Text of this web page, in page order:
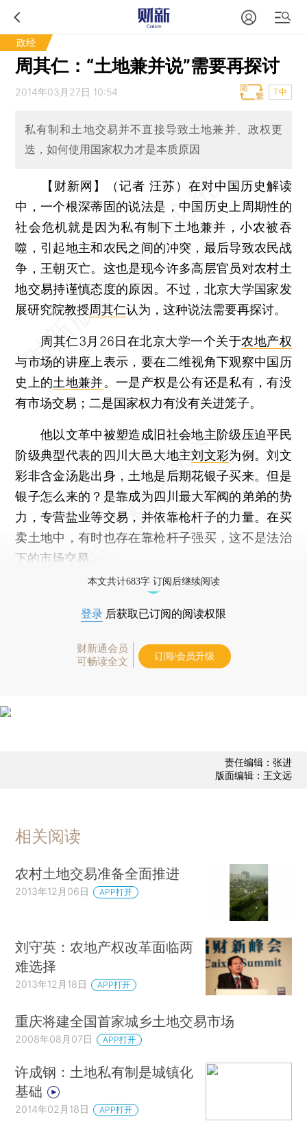
政经
周其仁：“土地兼并说”需要再探讨
2014年03月27日 10:54 T中
私有制和土地交易并不直接导致土地兼并、政权更
迭，如何使用国家权力才是本质原因
【财新网】（记者 汪苏） 在对中国历史解读
中，一个根深蒂固的说法是，中国历史上周期性的
社会危机就是因为私有制下土地兼并，小农被吞
噬，引起地主和农民之间的冲突，最后导致农民战
争，王朝灭亡。这也是现今许多高层官员对农村土
地交易持谨慎态度的原因。不过，北京大学国家发
展研究院教授周其仁认为，这种说法需要再探讨。
周其仁3月26日在北京大学一个关于农地产权
与市场的讲座上表示，要在二维视角下观察中国历
史上的土地兼并。一是产权是公有还是私有，有没
有市场交易；二是国家权力有没有关进笼子。
他以文革中被塑造成旧社会地主阶级压迫平民
阶级典型代表的四川大邑大地主刘文彩为例。刘文
彩非含金汤匙出身，土地是后期花银子买来。但是
银子怎么来的？是靠成为四川最大军阀的弟弟的势
力，专营盐业等交易，并依靠枪杆子的力量。在买
卖土地中，有时也存在靠枪杆子强买，这不是法治
下的市场交易。
本文共计683字 订阅后继续阅读
登录 后获取已订阅的阅读权限
财新通会员
可畅读全文
订阅/会员升级
责任编辑：张进
版面编辑：王文远
相关阅读
农村土地交易准备全面推进
2013年12月06日 APP打开
刘守英：农地产权改革面临两
难选择
2013年12月18日 APP打开
重庆将建全国首家城乡土地交易市场
2008年08月07日 APP打开
许成钢：土地私有制是城镇化
基础
2014年02月18日 APP打开